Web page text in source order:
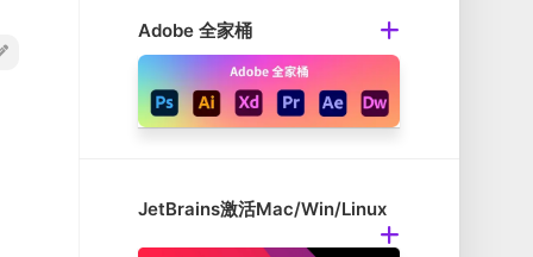
Adobe 全家桶
JetBrains激活Mac/Win/Linux